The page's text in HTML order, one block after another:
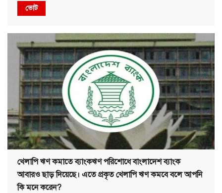
ভোট
খেলাপি ঋণ কমাতে ব্যাংকঋণ পরিশোধে বাংলাদেশ ব্যাংক
আবারও ছাড় দিয়েছে। এতে প্রকৃত খেলাপি ঋণ কমবে বলে আপনি
কি মনে করেন?